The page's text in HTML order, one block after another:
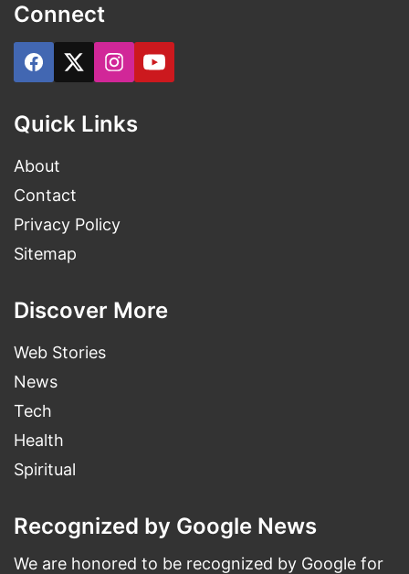
Connect
Quick Links
About
Contact
Privacy Policy
Sitemap
Discover More
Web Stories
News
Tech
Health
Spiritual
Recognized by Google News
We are honored to be recognized by Google for